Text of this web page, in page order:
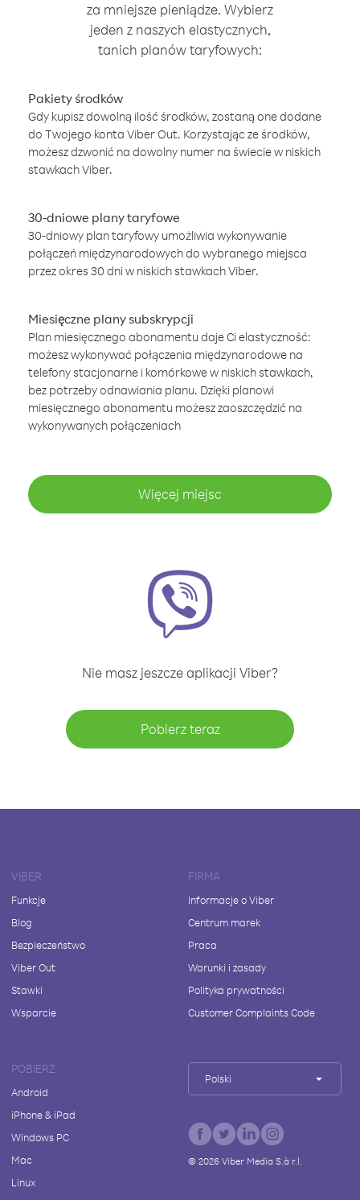
za mniejsze pieniądze. Wybierz
jeden z naszych elastycznych,
tanich planów taryfowych:
Pakiety środków
Gdy kupisz dowolną ilość środków, zostaną one dodane
do Twojego konta Viber Out. Korzystając ze środków,
możesz dzwonić na dowolny numer na świecie w niskich
stawkach Viber.
30-dniowe plany taryfowe
30-dniowy plan taryfowy umożliwia wykonywanie
połączeń międzynarodowych do wybranego miejsca
przez okres 30 dni w niskich stawkach Viber.
Miesięczne plany subskrypcji
Plan miesięcznego abonamentu daje Ci elastyczność:
możesz wykonywać połączenia międzynarodowe na
telefony stacjonarne i komórkowe w niskich stawkach,
bez potrzeby odnawiania planu. Dzięki planowi
miesięcznego abonamentu możesz zaoszczędzić na
wykonywanych połączeniach
Więcej miejsc
Nie masz jeszcze aplikacji Viber?
Pobierz teraz
VIBER
Funkcje
Blog
Bezpieczeństwo
Viber Out
Stawki
Wsparcie
FIRMA
Informacje o Viber
Centrum marek
Praca
Warunki i zasady
Polityka prywatności
Customer Complaints Code
POBIERZ
Android
iPhone & iPad
Windows PC
Mac
Linux
Polski
© 2026Viber Media S.à r.l.